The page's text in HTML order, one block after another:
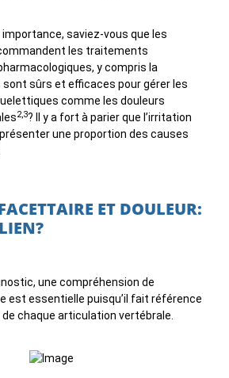
saviez-vous que les
les traitements
y compris la
sûrs et efficaces pour gérer les
comme les douleurs
2,3? Il y a fort à parier que l’irritation
une proportion des causes
ET DOULEUR:
une compréhension de
est essentielle puisqu’il fait référence
chaque articulation vertébrale.